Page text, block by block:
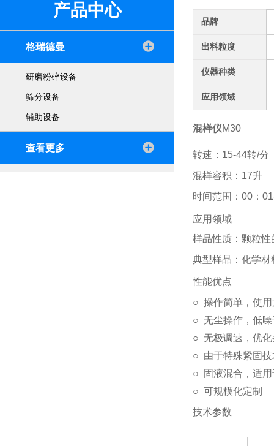
产品中心
格瑞德曼
研磨粉碎设备
筛分设备
辅助设备
查看更多
品牌
出料粒度
仪器种类
应用领域
混样仪M30
转速：15-44转/分
混样容积：17升
时间范围：00：
应用领域
样品性质：颗粒
典型样品：化学
性能优点
○ 操作简单，使用
○ 无尘操作，低
○ 无极调速，优化
○ 由于特殊紧固
○ 固液混合，适
○ 可规模化定制
技术参数